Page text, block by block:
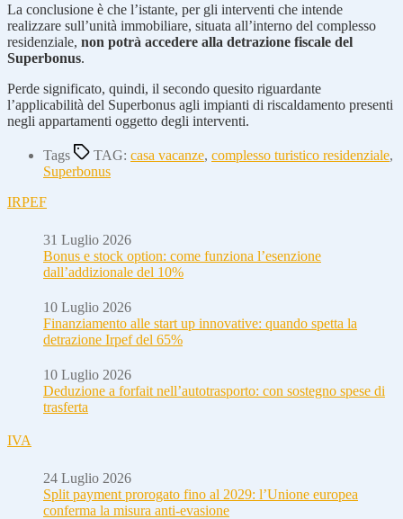
La conclusione è che l’istante, per gli interventi che intende
realizzare sull’unità immobiliare, situata all’interno del complesso
residenziale, non potrà accedere alla detrazione fiscale del
Superbonus.
Perde significato, quindi, il secondo quesito riguardante
l’applicabilità del Superbonus agli impianti di riscaldamento presenti
negli appartamenti oggetto degli interventi.
Tags TAG: casa vacanze, complesso turistico residenziale,
Superbonus
IRPEF
31 Luglio 2026
Bonus e stock option: come funziona l’esenzione
dall’addizionale del 10%
10 Luglio 2026
Finanziamento alle start up innovative: quando spetta la
detrazione Irpef del 65%
10 Luglio 2026
Deduzione a forfait nell’autotrasporto: con sostegno spese di
trasferta
IVA
24 Luglio 2026
Split payment prorogato fino al 2029: l’Unione europea
conferma la misura anti-evasione